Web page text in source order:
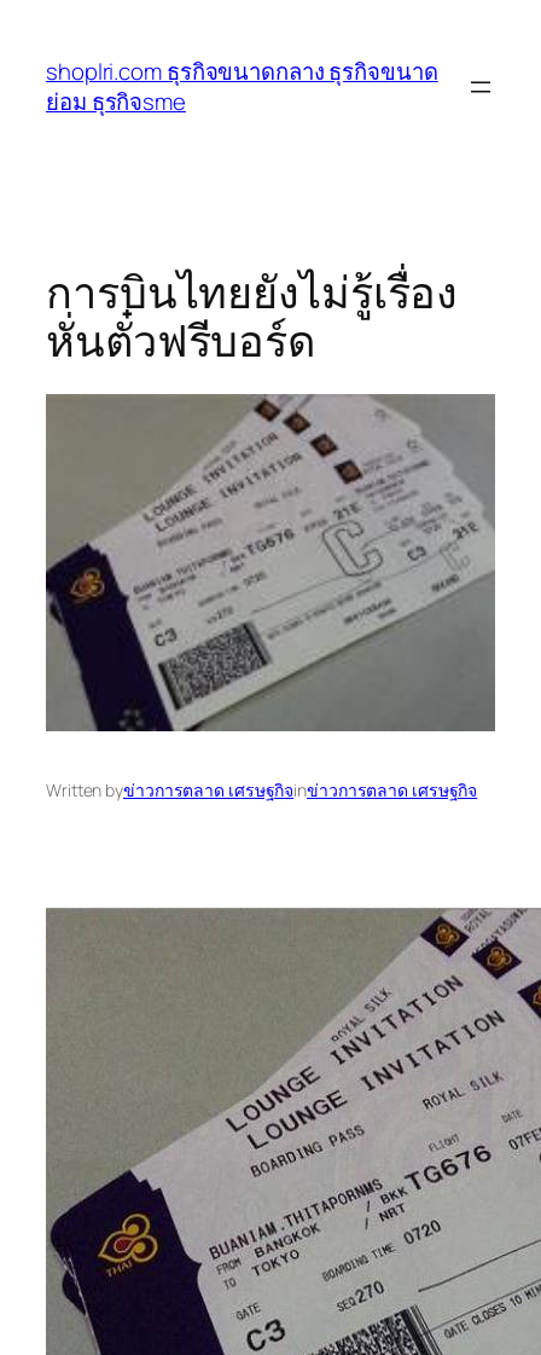
เนื้อหา
shoplri.com ธุรกิจขนาดกลาง ธุรกิจขนาด
ย่อม ธุรกิจsme
การบินไทยยังไม่รู้เรื่อง
หั่นตั๋วฟรีบอร์ด
Written byข่าวการตลาด เศรษฐกิจinข่าวการตลาด เศรษฐกิจ